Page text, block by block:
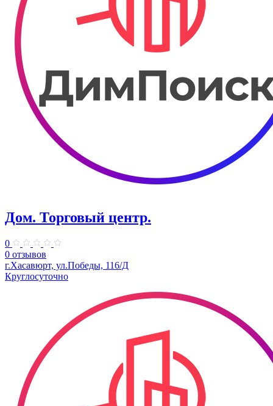
Дом. Торговый центр.
0
0 отзывов
г.Хасавюрт, ул.Победы, 116/Д
Круглосуточно